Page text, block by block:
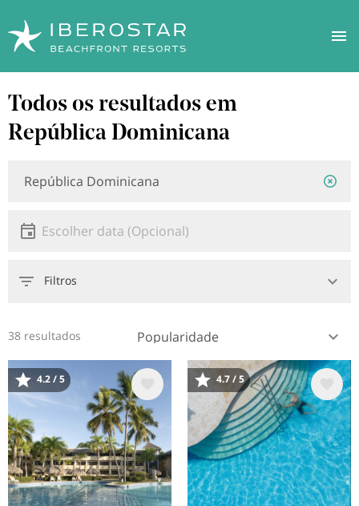
para
conteúdo
Todos os resultados em
República Dominicana
Data
Escolher data
Filtros
38 resultados
Imagem
4.2 / 5
Imagem
4.7 / 5